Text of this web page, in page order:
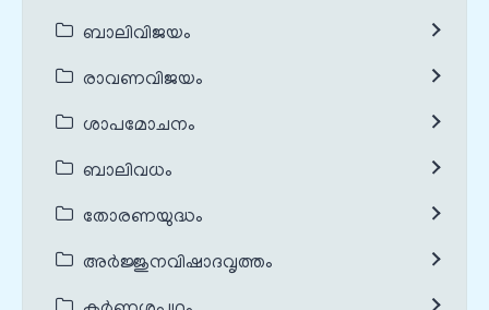
ബാലിവിജയം
രാവണവിജയം
ശാപമോചനം
ബാലിവധം
തോരണയുദ്ധം
അർജ്ജുനവിഷാദവൃത്തം